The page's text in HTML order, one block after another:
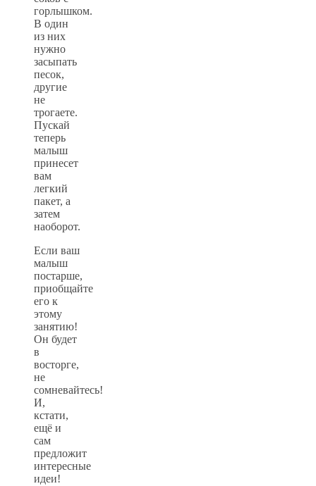
горлышком.
В один
из них
нужно
засыпать
песок,
другие
не
трогаете.
Пускай
теперь
малыш
принесет
вам
легкий
пакет, а
затем
наоборот.
Если ваш
малыш
постарше,
приобщайте
его к
этому
занятию!
Он будет
в
восторге,
не
сомневайтесь!
И,
кстати,
ещё и
сам
предложит
интересные
идеи!